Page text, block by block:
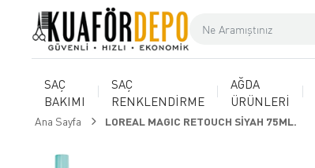
SAÇ
BAKIMI
SAÇ
RENKLENDİRME
AĞDA
ÜRÜNLERİ
Ana Sayfa LOREAL MAGIC RETOUCH SİYAH 75ML.